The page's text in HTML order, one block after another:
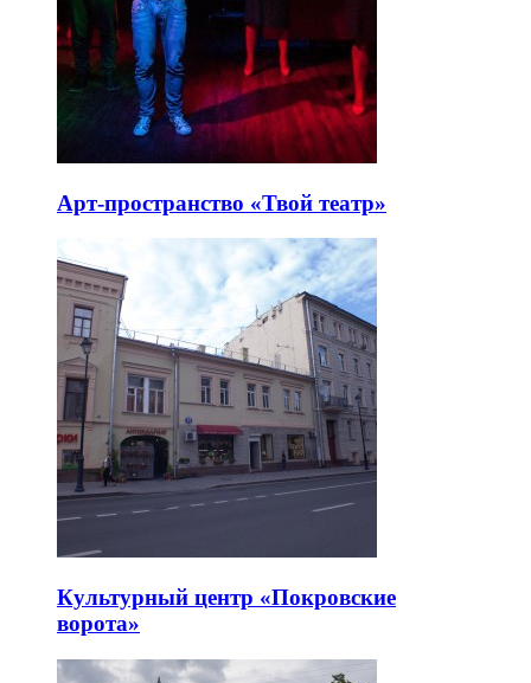
Арт-пространство «Твой театр»
Культурный центр «Покровские
ворота»